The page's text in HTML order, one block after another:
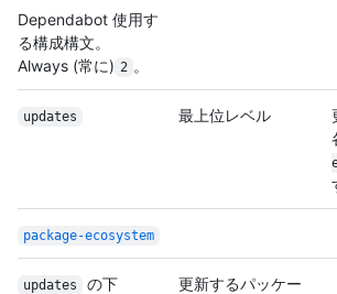
Dependabot 使用す
る構成構文。
Always (常に) 2 。
updates 最上位レベル
package-ecosystem
updates の下
更新するパッケー